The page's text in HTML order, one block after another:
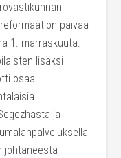
päivää
1. marraskuuta.
lisäksi
osaa
ja
johtaneesta